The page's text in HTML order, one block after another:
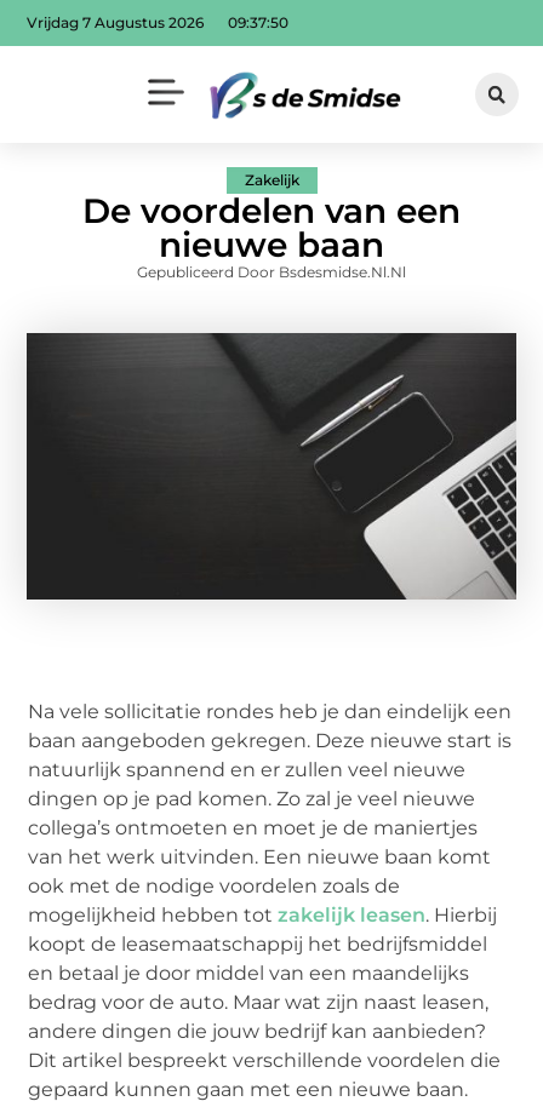
Vrijdag 7 Augustus 2026 09:37:52
Zakelijk
De voordelen van een
nieuwe baan
Gepubliceerd Door Bsdesmidse.nl.nl
Na vele sollicitatie rondes heb je dan eindelijk een
baan aangeboden gekregen. Deze nieuwe start is
natuurlijk spannend en er zullen veel nieuwe
dingen op je pad komen. Zo zal je veel nieuwe
collega’s ontmoeten en moet je de maniertjes
van het werk uitvinden. Een nieuwe baan komt
ook met de nodige voordelen zoals de
mogelijkheid hebben totzakelijk leasen. Hierbij
koopt de leasemaatschappij het bedrijfsmiddel
en betaal je door middel van een maandelijks
bedrag voor de auto. Maar wat zijn naast leasen,
andere dingen die jouw bedrijf kan aanbieden?
Dit artikel bespreekt verschillende voordelen die
gepaard kunnen gaan met een nieuwe baan.